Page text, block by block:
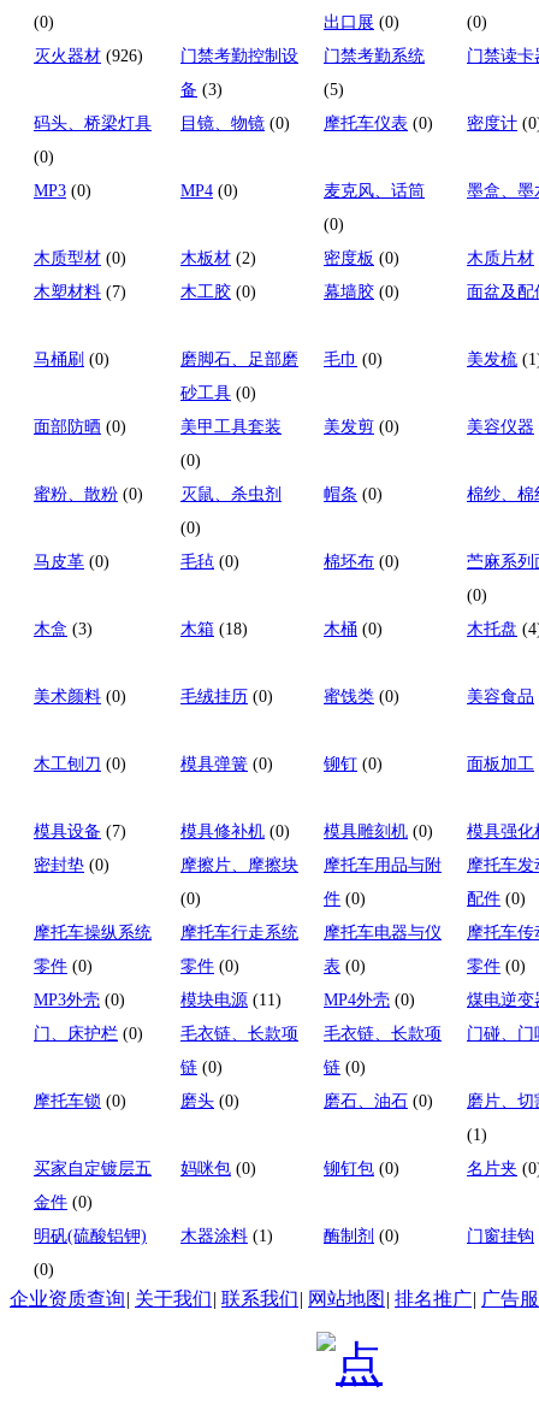
(0)
出口展 (0)
(0)
灭火器材 (926)
门禁考勤控制设
备 (3)
门禁考勤系统
(5)
门禁读卡
码头、桥梁灯具
(0)
目镜、物镜 (0) 摩托车仪表 (0) 密度计
MP3 (0) MP4 (0)
麦克风、话筒
(0)
墨盒、墨
木质型材 (0) 木板材 (2) 密度板 (0)
木质片材
木塑材料 (7) 木工胶 (0) 幕墙胶 (0) 面盆及配
马桶刷 (0)
磨脚石、足部磨
砂工具 (0)
毛巾 (0) 美发梳
面部防晒 (0)
美甲工具套装
(0)
美发剪 (0) 美容仪器
蜜粉、散粉 (0)
灭鼠、杀虫剂
(0)
帽条 (0) 棉纱、棉
马皮革 (0) 毛毡 (0) 棉坯布 (0)
苎麻系列
(0)
木盒 (3) 木箱 (18) 木桶 (0) 木托盘
美术颜料 (0) 毛绒挂历 (0) 蜜饯类 (0) 美容食品
木工刨刀 (0) 模具弹簧 (0) 铆钉 (0) 面板加工
模具设备 (7) 模具修补机 (0) 模具雕刻机 (0)
模具强化
密封垫 (0)
摩擦片、摩擦块
(0)
摩托车用品与附
件 (0)
摩托车发
配件 (0)
摩托车操纵系统
零件 (0)
摩托车行走系统
零件 (0)
摩托车电器与仪
表 (0)
摩托车传
零件 (0)
MP3外壳 (0) 模块电源 (11) MP4外壳 (0)
煤电逆变
门、床护栏 (0)
毛衣链、长款项
链 (0)
毛衣链、长款项
链 (0)
门碰、门
摩托车锁 (0) 磨头 (0) 磨石、油石 (0)
磨片、切
(1)
买家自定镀层五
金件 (0)
妈咪包 (0) 铆钉包 (0) 名片夹
明矾(硫酸铝钾)
(0)
木器涂料 (1) 酶制剂 (0) 门窗挂钩
企业资质查询| 关于我们| 联系我们| 网站地图 | 排名推广| 广告